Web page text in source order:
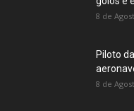
8 de
Piloto
8 de